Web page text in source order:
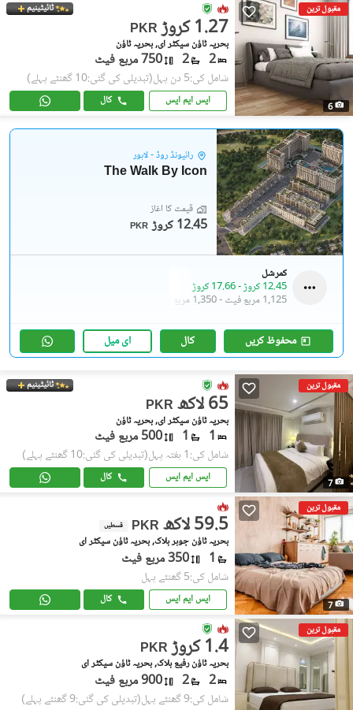
مقبول ترین
6
ٹائیٹینیم
PKR 1.27 کروڑ
بحریہ ٹاؤن سیکٹر ای, بحریہ ٹاؤن
2
2 750 مربع فیٹ
شامل کی:5 دن پہل (تبدیلی کی گئی:10 گھنٹے پہلے)
ایس ایم ایس کال
رائیونڈ روڈ - لاہور
The Walk By Icon
قیمت کا آغاز
PKR 12.45 کروڑ
کمرشل
12.45 کروڑ
-17.66 کروڑ
1,125 مربع فیٹ
-1,350 مربع فیٹ
محفوظ کریں کال ای میل
مقبول ترین
7
ٹائیٹینیم
PKR 65 لاکھ
بحریہ ٹاؤن سیکٹر ای, بحریہ ٹاؤن
1
1 500 مربع فیٹ
شامل کی:1 ہفتہ پہل (تبدیلی کی گئی:10 گھنٹے پہلے)
ایس ایم ایس کال
مقبول ترین
7
PKR 59.5 لاکھ قسطیں
بحریہ ٹاؤن جوہر بلاک, بحریہ ٹاؤن سیکٹر ای
1 350 مربع فیٹ
شامل کی:5 گھنٹے پہل
ایس ایم ایس کال
مقبول ترین
PKR 1.4 کروڑ
بحریہ ٹاؤن رفیع بلاک, بحریہ ٹاؤن سیکٹر ای
2
2 900 مربع فیٹ
شامل کی:9 گھنٹے پہل (تبدیلی کی گئی:9 گھنٹے پہلے)